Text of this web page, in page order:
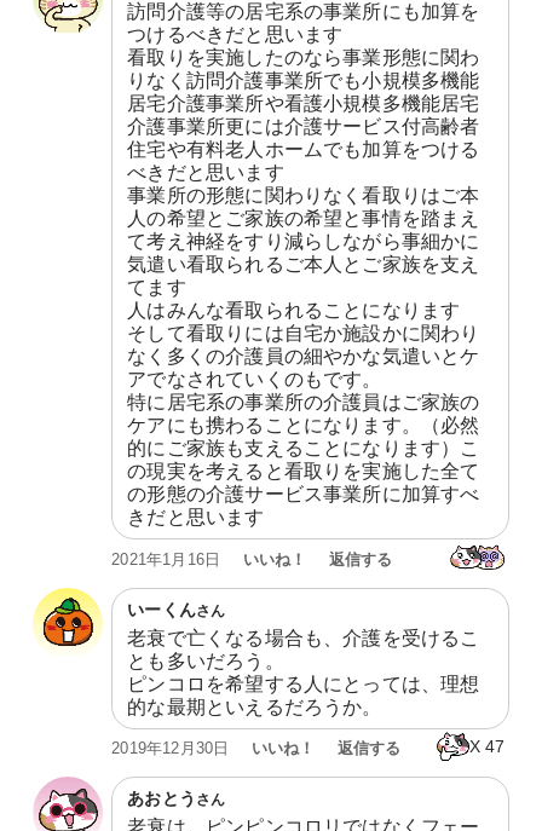
訪問介護等の居宅系の事業所にも加算を
つけるべきだと思います
看取りを実施したのなら事業形態に関わ
りなく訪問介護事業所でも小規模多機能
居宅介護事業所や看護小規模多機能居宅
介護事業所更には介護サービス付高齢者
住宅や有料老人ホームでも加算をつける
べきだと思います
事業所の形態に関わりなく看取りはご本
人の希望とご家族の希望と事情を踏まえ
て考え神経をすり減らしながら事細かに
気遣い看取られるご本人とご家族を支え
てます
人はみんな看取られることになります
そして看取りには自宅か施設かに関わり
なく多くの介護員の細やかな気遣いとケ
アでなされていくのもです。
特に居宅系の事業所の介護員はご家族の
ケアにも携わることになります。（必然
的にご家族も支えることになります）こ
の現実を考えると看取りを実施した全て
の形態の介護サービス事業所に加算すべ
きだと思います
2021年1月16日 いいね！ 返信する
いーくんさん
老衰で亡くなる場合も、介護を受けるこ
とも多いだろう。
ピンコロを希望する人にとっては、理想
的な最期といえるだろうか。
X47
2019年12月30日 いいね！ 返信する
あおとう さん
老衰は、ピンピンコロリではなくフェー